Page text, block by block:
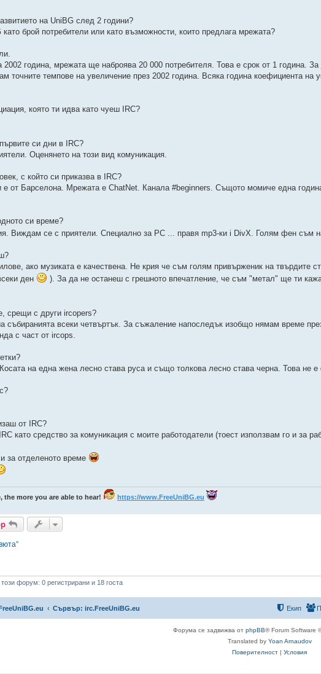
на UniBG след 2 години?
като брой потребители или като възможности, които предлага мрежата?
година, мрежата ще наброява 20 000 потребителя. Това е срок от 1 година.
точните темпове на увеличение през 2002 година. Всяка година коефициента на
която ти идва като чуеш IRC?
си дни в IRC?
Оценянето на този вид комуникация.
с който си приказва в IRC?
е от Барселона. Мрежата е ChatNet. Канала #beginners. Същото момиче една
си време?
Виждам се с приятели. Специално за PC ... правя mp3-ки i DivX. Голям фен съм
ако музиката е качествена. Не крия че съм голям привърженик на твърдите
ден
). За да не останеш с грешното впечатление, че съм "метал" ще ти
срещи с други ircopers?
събиранията всеки четвъртък. За съжаление напоследък изобщо нямам време
с част от ircops.
на една жена лесно става руса и също толкова лесно става черна. Това не е
от IRC?
като средство за комуникация с моите работодатели (тоест използвам го и за
за отделеното време
the more you are able to hear! https://www.FreeUniBG.eu
форум: 0 регистрирани и 18 госта
Сървър: irc.FreeUniBG.eu Екип
Форума се задвижва от phpBB® Forum Software
Translated by Yoan Arnaudov
Поверителност | Условия